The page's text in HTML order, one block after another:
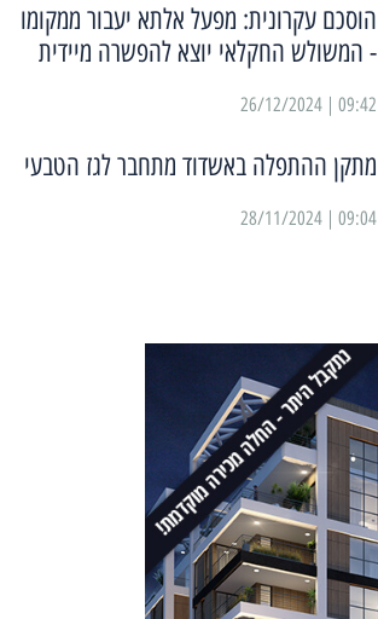
הוסכם עקרונית: מפעל אלתא יעבור ממקומו
- המשולש החקלאי יוצא להפשרה מיידית
09:42 | 26/12/2024
מתקן ההתפלה באשדוד מתחבר לגז הטבעי
09:04 | 28/11/2024